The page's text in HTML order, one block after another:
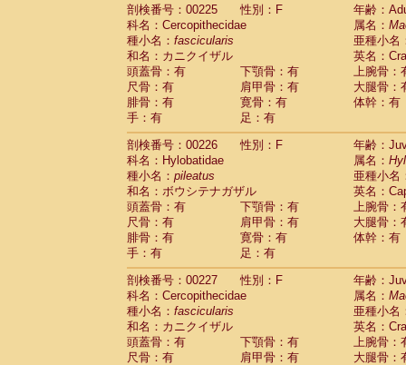
剖検番号：00225
性別：F
年齢：
科名：Cercopithecidae
属名：
種小名： fascicularis
亜種小名
和名：カニクイザル
英名：
頭蓋骨：有
下顎骨：有
上腕骨：
尺骨：有
肩甲骨：有
大腿骨：
腓骨：有
寛骨：有
体幹：有
手：有
足：有
剖検番号：00226
性別：F
年齢：
科名：Hylobatidae
属名：
種小名： pileatus
亜種小名
和名：ボウシテナガザル
英名：
頭蓋骨：有
下顎骨：有
上腕骨：
尺骨：有
肩甲骨：有
大腿骨：
腓骨：有
寛骨：有
体幹：有
手：有
足：有
剖検番号：00227
性別：F
年齢：
科名：Cercopithecidae
属名：
種小名： fascicularis
亜種小名
和名：カニクイザル
英名：
頭蓋骨：有
下顎骨：有
上腕骨：
尺骨：有
肩甲骨：有
大腿骨：